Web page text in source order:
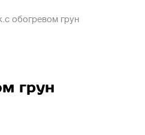
обогревом грун
грун